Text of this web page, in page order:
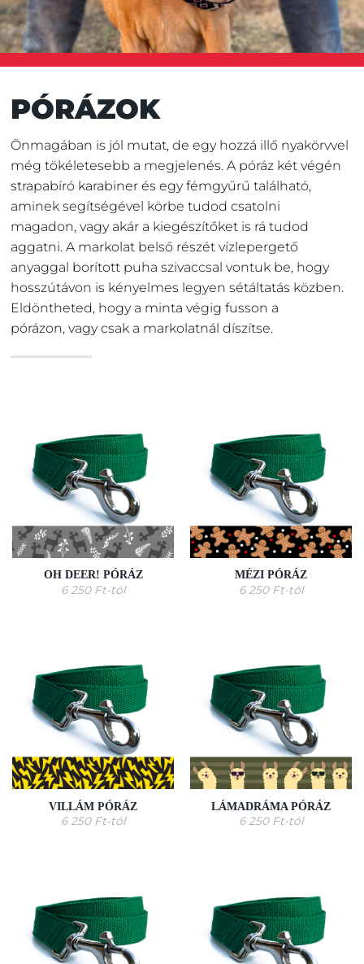
PÓRÁZOK
Önmagában is jól mutat, de egy hozzá illő nyakörvvel
még tökéletesebb a megjelenés. A póráz két végén
strapabíró karabiner és egy fémgyűrű található,
aminek segítségével körbe tudod csatolni
magadon, vagy akár a kiegészítőket is rá tudod
aggatni. A markolat belső részét vízlepergető
anyaggal borított puha szivaccsal vontuk be, hogy
hosszútávon is kényelmes legyen sétáltatás közben.
Eldöntheted, hogy a minta végig fusson a
pórázon, vagy csak a markolatnál díszítse.
OH DEER! PÓRÁZ
6 250 Ft-tól
MÉZI PÓRÁZ
6 250 Ft-tól
VILLÁM PÓRÁZ
6 250 Ft-tól
LÁMADRÁMA PÓRÁZ
6 250 Ft-tól